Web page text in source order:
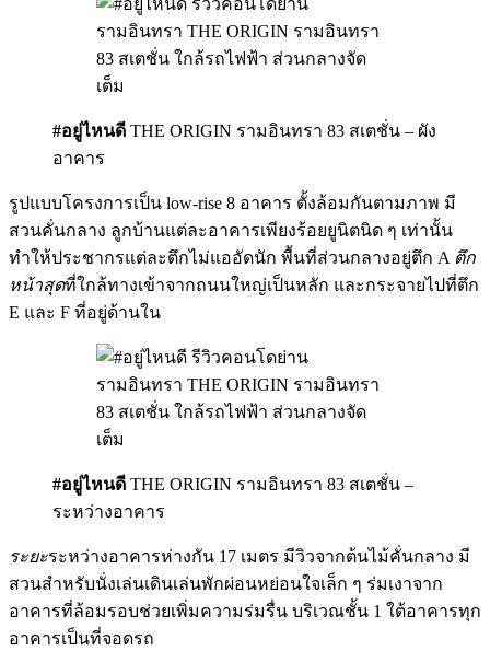
#อยู่ไหนดี THE ORIGIN รามอินทรา 83 สเตชั่น – ผัง
อาคาร
รูปแบบโครงการเป็น low-rise 8 อาคาร ตั้งล้อมกันตามภาพ มี
สวนคั่นกลาง ลูกบ้านแต่ละอาคารเพียงร้อยยูนิตนิด ๆ เท่านั้น
ทำให้ประชากรแต่ละตึกไม่แออัดนัก พื้นที่ส่วนกลางอยู่ตึก A ตึก
หน้าสุดที่ใกล้ทางเข้าจากถนนใหญ่เป็นหลัก และกระจายไปที่ตึก
E และ F ที่อยู่ด้านใน
#อยู่ไหนดี THE ORIGIN รามอินทรา 83 สเตชั่น –
ระหว่างอาคาร
ระยะระหว่างอาคารห่างกัน 17 เมตร มีวิวจากต้นไม้คั่นกลาง มี
สวนสำหรับนั่งเล่นเดินเล่นพักผ่อนหย่อนใจเล็ก ๆ ร่มเงาจาก
อาคารที่ล้อมรอบช่วยเพิ่มความร่มรื่น บริเวณชั้น 1 ใต้อาคารทุก
อาคารเป็นที่จอดรถ